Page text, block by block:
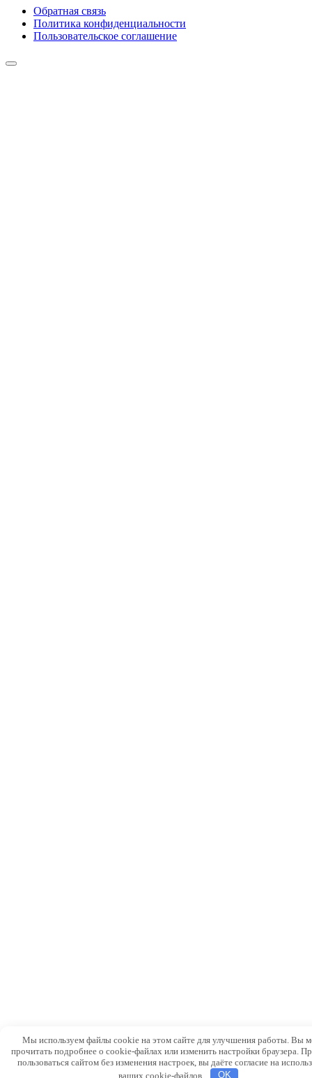
Обратная связь
Политика конфиденциальности
Пользовательское соглашение
Мы используем файлы cookie на этом сайте для улучшения работы. Вы
прочитать подробнее о cookie-файлах или изменить настройки браузера.
пользоваться сайтом без изменения настроек, вы даёте согласие на
ваших cookie-файлов.
OK